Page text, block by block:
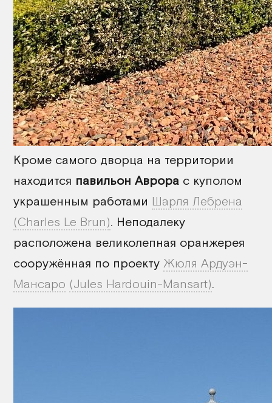
Кроме самого дворца на территории
находится павильон Аврора с куполом
украшенным работами Шарля Лебрена
(Charles Le Brun). Неподалеку
расположена великолепная оранжерея
сооружённая по проекту Жюля Ардуэн-
Мансаро (Jules Hardouin-Mansart).